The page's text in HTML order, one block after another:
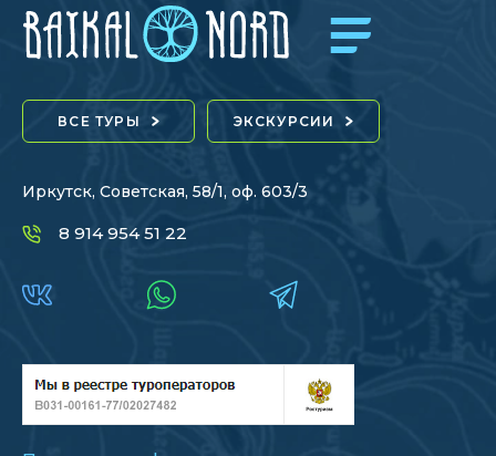
ВСЕ ТУРЫ ЭКСКУРСИИ
Иркутск, Советская, 58/1, оф. 603/3
8 914 954 51 22